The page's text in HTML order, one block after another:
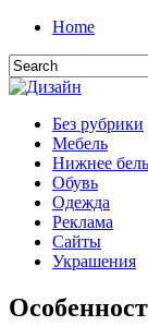
Home
Без рубрики
Мебель
Нижнее
Обувь
Одежда
Реклама
Сайты
Украшения